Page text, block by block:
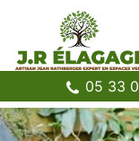
05 33